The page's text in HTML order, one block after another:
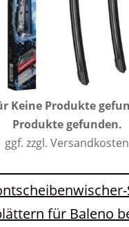
Keine Produkte
Produkte gefunden.
ggf. zzgl. Versandkosten
für Baleno